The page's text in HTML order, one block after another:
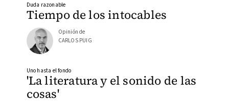
Tiempo de los intocables
Duda razonable
Opinión de
CARLOS PUIG
'La literatura y el sonido de las
cosas'
Uno hasta el fondo